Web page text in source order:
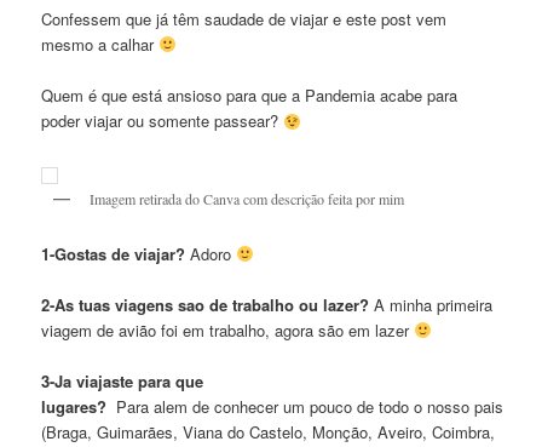
Confessem que já têm saudade de viajar e este post vem
mesmo a calhar
Quem é que está ansioso para que a Pandemia acabe para
poder viajar ou somente passear?
Imagem retirada do Canva com descrição feita por mim
1-Gostas de viajar? Adoro
2-As tuas viagens sao de trabalho ou lazer? A minha primeira
viagem de avião foi em trabalho, agora são em lazer
3-Ja viajaste para que
lugares? Para alem de conhecer um pouco de todo o nosso pais
(Braga, Guimarães, Viana do Castelo, Monção, Aveiro, Coimbra,